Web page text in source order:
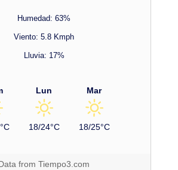
Humedad: 63%
Viento: 5.8 Kmph
Lluvia: 17%
Lun
18/24°C
Mar
18/25°C
fromTiempo3.com